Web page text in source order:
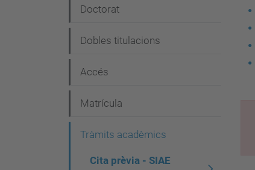
g
a
i
ó
Doctorat
Dobles titulacions
Accés
Matrícula
Tràmits acadèmics
Cita prèvia - SIAE